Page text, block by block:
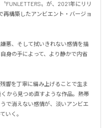
FUNLETTERS〟が、2021年にリリ
再構築したアンビエント・バージョ
悪、そして拭いきれない感情を描
自身の手によって、より静かで内省
響を丁寧に編み上げることで生ま
くから見つめ直すような作品。熱帯
で消えない感情が、淡いアンビエ
いく。